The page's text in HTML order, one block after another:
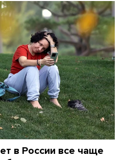
в России все чаще